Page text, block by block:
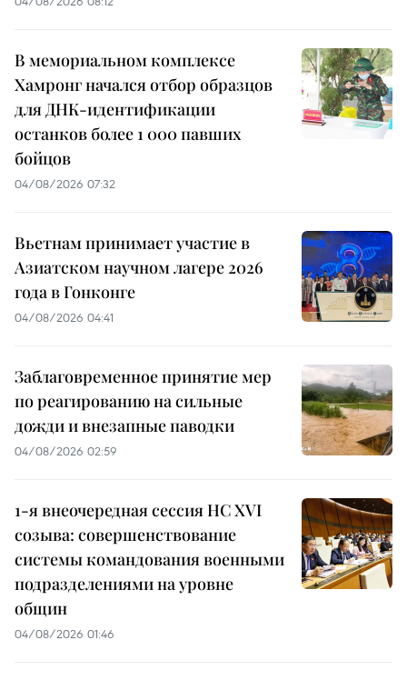
В мемориальном комплексе
Хамронг начался отбор образцов
для ДНК-идентификации
останков более 1 000 павших
бойцов
04/08/2026 07:32
Вьетнам принимает участие в
Азиатском научном лагере 2026
года в Гонконге
04/08/2026 04:41
Заблаговременное принятие мер
по реагированию на сильные
дожди и внезапные паводки
04/08/2026 02:59
1-я внеочередная сессия НС XVI
созыва: совершенствование
системы командования военными
подразделениями на уровне
общин
04/08/2026 01:46